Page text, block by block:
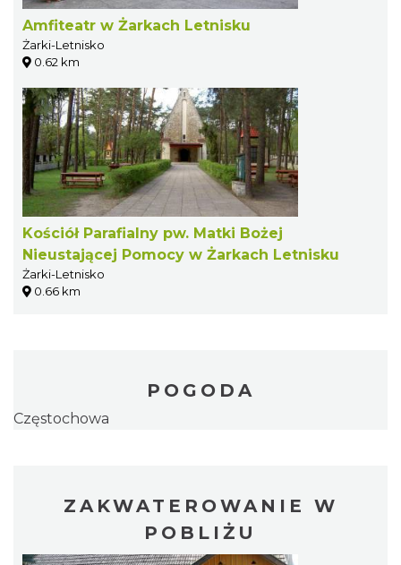
Amfiteatr w Żarkach Letnisku
Żarki-Letnisko
0.62 km
Kościół Parafialny pw. Matki Bożej
Nieustającej Pomocy w Żarkach Letnisku
Żarki-Letnisko
0.66 km
POGODA
Częstochowa
ZAKWATEROWANIE W
POBLIŻU